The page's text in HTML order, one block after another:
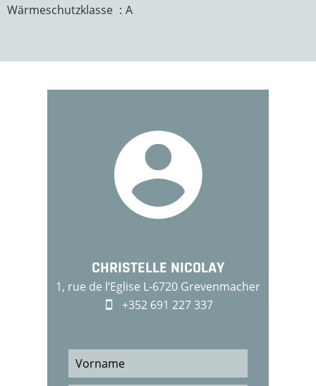
Wärmeschutzklasse
A
CHRISTELLE NICOLAY
1, rue de l‘Eglise L-6720 Grevenmacher
+352 691 227 337